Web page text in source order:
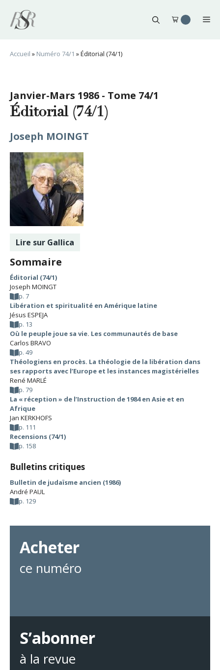
contenu
Accueil » Numéro 74/1 »Éditorial (74/1)
Janvier-Mars 1986 - Tome 74/1
Éditorial (74/1)
Joseph MOINGT
Lire sur Gallica
Sommaire
Éditorial (74/1)
Joseph MOINGT
p. 7
Libération et spiritualité en Amérique latine
Jésus ESPEJA
p. 13
Où le peuple joue sa vie. Les communautés de base
Carlos BRAVO
p. 49
Théologiens en procès. La théologie de la libération dans
ses rapports avec l’Europe et les instances magistérielles
René MARLÉ
p. 79
La « réception » de l’Instruction de 1984 en Asie et en
Afrique
Jan KERKHOFS
p. 111
Recensions (74/1)
p. 158
Bulletins critiques
Bulletin de judaïsme ancien (1986)
André PAUL
p. 129
Acheter
ce numéro
S’abonner
à la revue